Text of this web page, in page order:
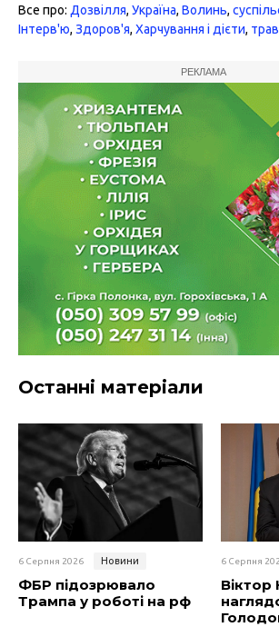
Все про: Дозвілля, Україна, Волинь,
Інтерв'ю, Здоров'я, Харчування і дієти,
РЕКЛАМА
Останні матеріали
6 Серпня 2026 Новини
ФБР підозрювало
Трампа у роботі на рф
6 Серпня